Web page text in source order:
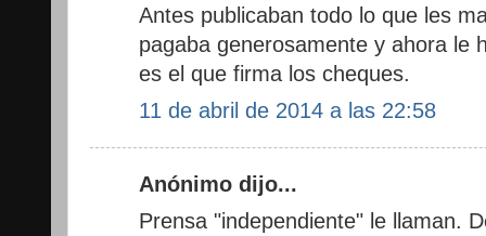
Antes publicaban todo lo que les
pagaba generosamente y ahora le
es el que firma los cheques.
11 de abril de 2014 a las 22:58
Anónimo dijo...
Prensa "independiente" le llaman.